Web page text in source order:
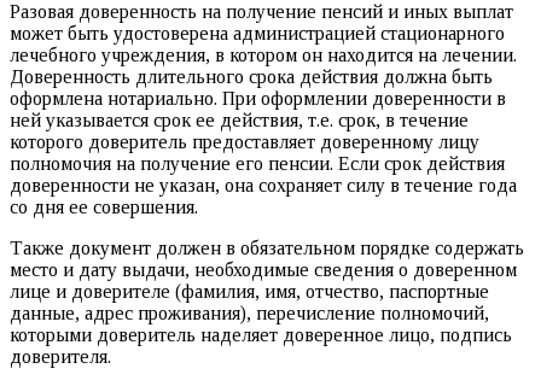
Разовая доверенность на получение пенсий и иных выплат
может быть удостоверена администрацией стационарного
лечебного учреждения, в котором он находится на лечении.
Доверенность длительного срока действия должна быть
оформлена нотариально. При оформлении доверенности в
ней указывается срок ее действия, т.е. срок, в течение
которого доверитель предоставляет доверенному лицу
полномочия на получение его пенсии. Если срок действия
доверенности не указан, она сохраняет силу в течение года
со дня ее совершения.
Также документ должен в обязательном порядке содержать
место и дату выдачи, необходимые сведения о доверенном
лице и доверителе (фамилия, имя, отчество, паспортные
данные, адрес проживания), перечисление полномочий,
которыми доверитель наделяет доверенное лицо, подпись
доверителя.